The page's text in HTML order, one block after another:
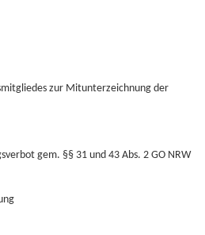
zur Mitunterzeichnung der
gem. §§ 31 und 43 Abs. 2 GO NRW